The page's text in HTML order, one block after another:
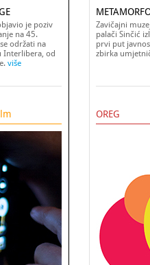
je poziv
na 45.
održati na
Interlibera, od
više
Zavičajni
palači Sinčić
prvi put
zbirka
OREG